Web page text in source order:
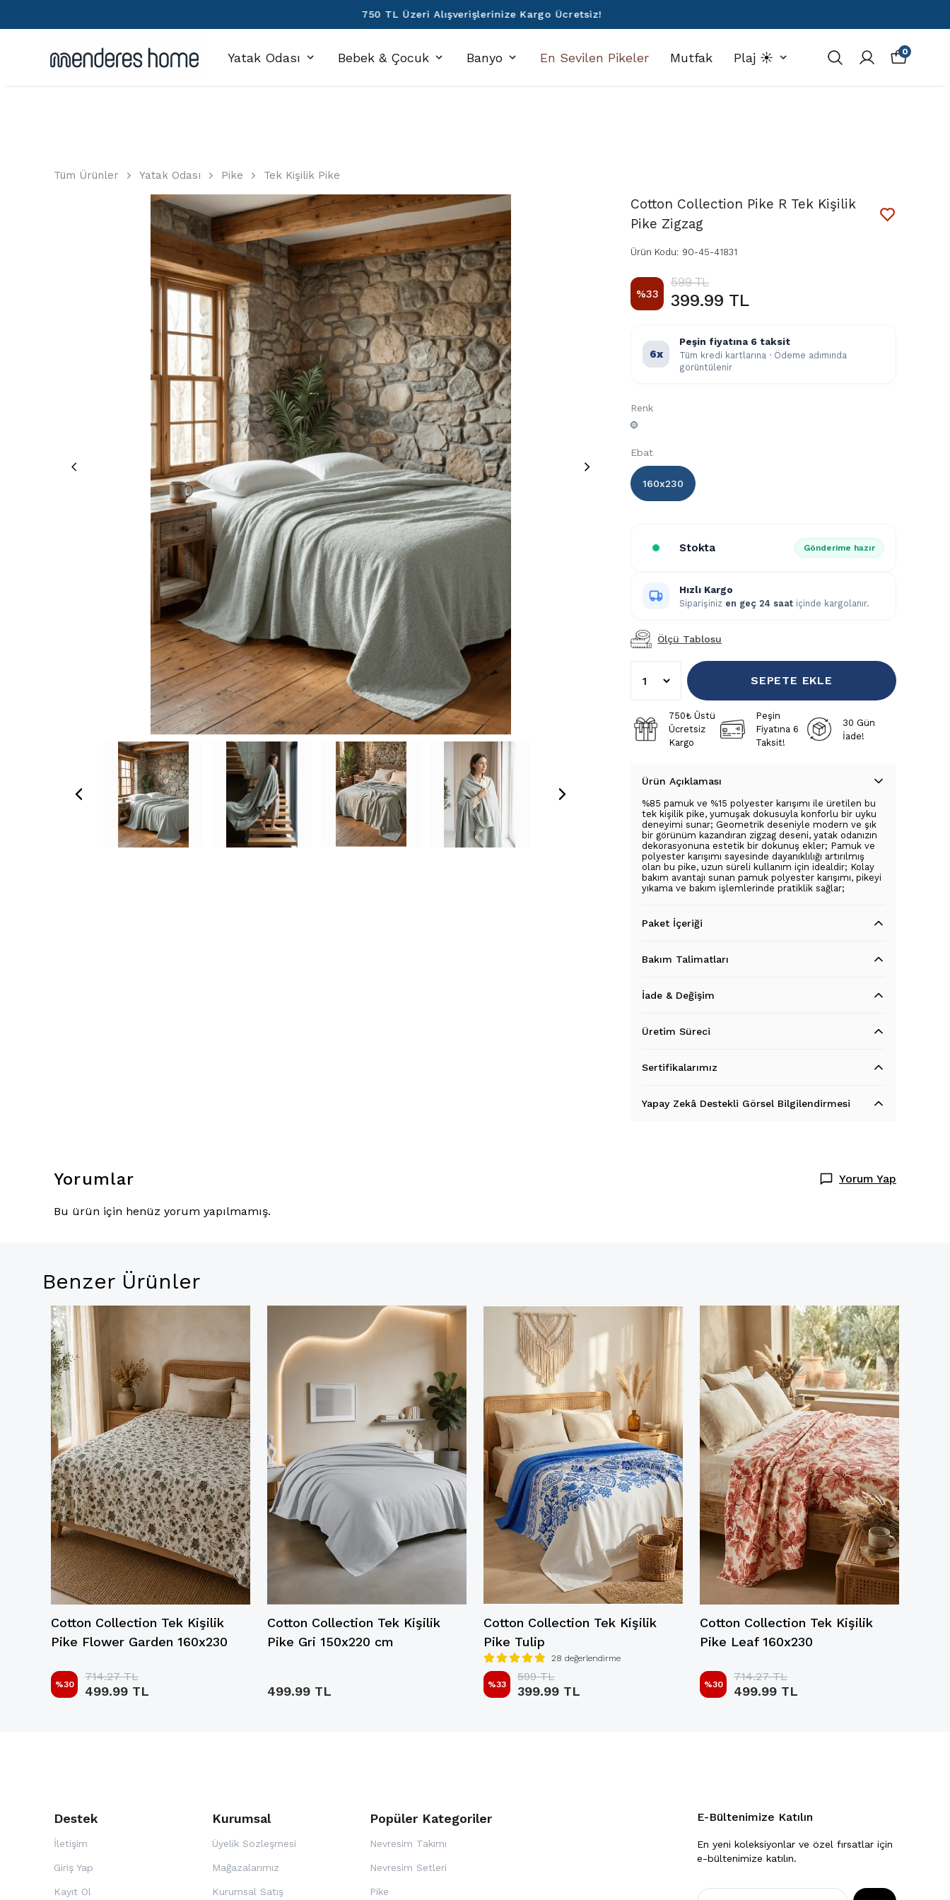
750 TL Üzeri Alışverişlerinize Kargo Ücretsiz!
Yatak Odası Bebek & Çocuk Banyo En Sevilen Pikeler Mutfak Plaj ☀️ 0
Tüm Ürünler Yatak Odası Pike Tek Kişilik Pike
Cotton Collection Pike R Tek Kişilik
Pike Zigzag
Ürün Kodu: 90-45-41831
%33
599 TL
399.99 TL
6x
Peşin fiyatına 6 taksit
Tüm kredi kartlarına · Ödeme adımında
görüntülenir
Renk
Ebat
160x230
Stokta Gönderime hazır
Hızlı Kargo
Siparişiniz en geç 24 saat içinde kargolanır.
Ölçü Tablosu
SEPETE EKLE
750₺ Üstü
Ücretsiz
Kargo
Peşin
Fiyatına 6
Taksit!
30 Gün
İade!
Ürün Açıklaması
%85 pamuk ve %15 polyester karışımı ile üretilen bu
tek kişilik pike, yumuşak dokusuyla konforlu bir uyku
deneyimi sunar; Geometrik deseniyle modern ve şık
bir görünüm kazandıran zigzag deseni, yatak odanızın
dekorasyonuna estetik bir dokunuş ekler; Pamuk ve
polyester karışımı sayesinde dayanıklılığı artırılmış
olan bu pike, uzun süreli kullanım için idealdir; Kolay
bakım avantajı sunan pamuk polyester karışımı, pikeyi
yıkama ve bakım işlemlerinde pratiklik sağlar;
Paket İçeriği
Bakım Talimatları
İade & Değişim
Üretim Süreci
Sertifikalarımız
Yapay Zekâ Destekli Görsel Bilgilendirmesi
Yorumlar Yorum Yap
Bu ürün için henüz yorum yapılmamış.
Benzer Ürünler
Cotton Collection Tek Kişilik
Pike Flower Garden 160x230
%30
714.27 TL
499.99 TL
Cotton Collection Tek Kişilik
Pike Gri 150x220 cm
499.99 TL
Cotton Collection Tek Kişilik
Pike Tulip
28 değerlendirme
%33
599 TL
399.99 TL
Cotton Collection Tek Kişilik
Pike Leaf 160x230
%30
714.27 TL
499.99 TL
Destek
İletişim
Giriş Yap
Kayıt Ol
Kurumsal
Üyelik Sözleşmesi
Mağazalarımız
Kurumsal Satış
Popüler Kategoriler
Nevresim Takımı
Nevresim Setleri
Pike
E-Bültenimize Katılın
En yeni koleksiyonlar ve özel fırsatlar için
e-bültenimize katılın.